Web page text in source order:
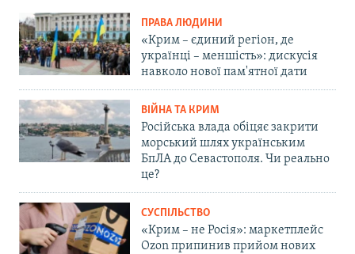
ПРАВА ЛЮДИНИ
«Крим – єдиний регіон, де
українці – меншість»: дискусія
навколо нової пам'ятної дати
ВІЙНА ТА КРИМ
Російська влада обіцяє закрити
морський шлях українським
БпЛА до Севастополя. Чи реально
це?
СУСПІЛЬСТВО
«Крим – не Росія»: маркетплейс
Ozon припинив прийом нових